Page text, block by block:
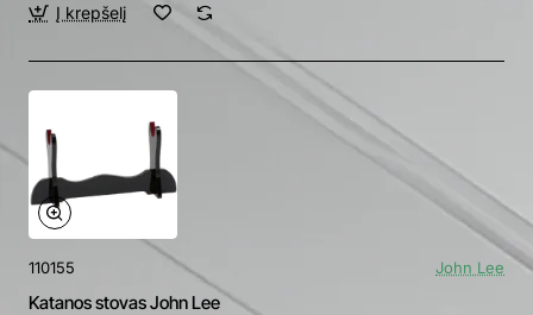
Į krepšelį
110155 John Lee
Katanos stovas John Lee